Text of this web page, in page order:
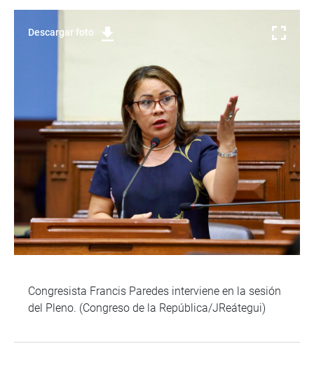
Descargar foto
Congresista Francis Paredes interviene en la sesión
del Pleno. (Congreso de la República/JReátegui)